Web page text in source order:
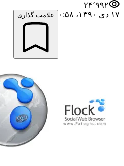
۲۴٬۹۹۲
۱۷ دی ۱۳۹۰،‏ ۰:۵۸
علامت گذاری